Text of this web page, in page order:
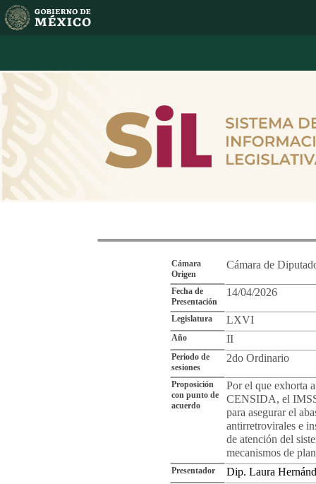
Cámara
Origen
Cámara de
Fecha de
Presentación
14/04/2026
Legislatura LXVI
Año II
Periodo de
sesiones
2do Ordinario
Proposición
con punto de
acuerdo
Por el que exhorta
CENSIDA, el
para asegurar el
antirretrovirales e
de atención del
mecanismos de
Presentador Dip. Laura